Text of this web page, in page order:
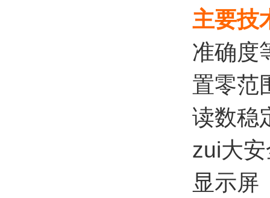
主要技
准确度
置零范
读数稳
zui大
显示屏